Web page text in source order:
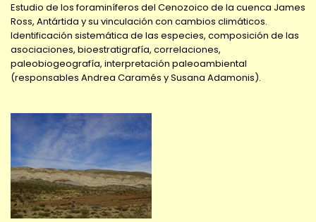
Estudio de los foraminíferos del Cenozoico de la cuenca James
Ross, Antártida y su vinculación con cambios climáticos.
Identificación sistemática de las especies, composición de las
asociaciones, bioestratigrafía, correlaciones,
paleobiogeografía, interpretación paleoambiental
(responsables Andrea Caramés y Susana Adamonis).